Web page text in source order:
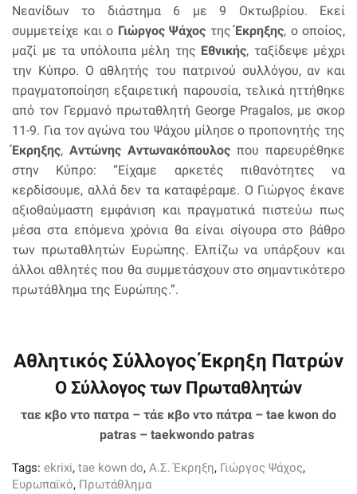
Νεανίδων το διάστημα 6 με 9 Οκτωβρίου. Εκεί
συμμετείχε και ο Γιώργος Ψάχος τηςΈκρηξης, ο οποίος,
μαζί με τα υπόλοιπα μέλη της Εθνικής, ταξίδεψε μέχρι
την Κύπρο. Ο αθλητής του πατρινού συλλόγου, αν και
πραγματοποίηση εξαιρετική παρουσία, τελικά ηττήθηκε
από τον Γερμανό πρωταθλητή George Pragalos, με σκορ
11-9. Για τον αγώνα του Ψάχου μίλησε ο προπονητής της
Έκρηξης, Αντώνης Αντωνακόπουλος που παρευρέθηκε
στην Κύπρο: “Είχαμε αρκετές πιθανότητες να
κερδίσουμε, αλλά δεν τα καταφέραμε. Ο Γιώργος έκανε
αξιοθαύμαστη εμφάνιση και πραγματικά πιστεύω πως
μέσα στα επόμενα χρόνια θα είναι σίγουρα στο βάθρο
των πρωταθλητών Ευρώπης. Ελπίζω να υπάρξουν και
άλλοι αθλητές που θα συμμετάσχουν στο σημαντικότερο
πρωτάθλημα της Ευρώπης.”.
Αθλητικός Σύλλογος Έκρηξη Πατρών
Ο Σύλλογος των Πρωταθλητών
ταε κβο ντο πατρα – τάε κβο ντο πάτρα – tae kwon do
patras – taekwondo patras
Tags: ekrixi, tae kown do, Α.Σ. Έκρηξη, Γιώργος Ψάχος,
Ευρωπαϊκό, Πρωτάθλημα